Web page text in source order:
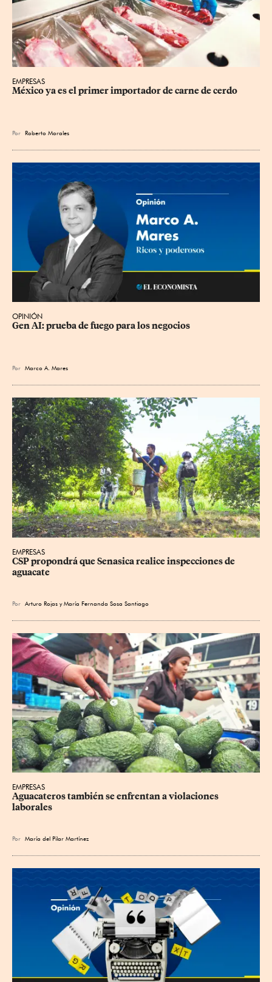
EMPRESAS
México ya es el primer importador de carne de cerdo
Por Roberto Morales
OPINIÓN
Gen AI: prueba de fuego para los negocios
Por Marco A. Mares
EMPRESAS
CSP propondrá que Senasica realice inspecciones de
aguacate
Por Arturo Rojas yMaría Fernanda Sosa Santiago
EMPRESAS
Aguacateros también se enfrentan a violaciones
laborales
Por María del Pilar Martínez